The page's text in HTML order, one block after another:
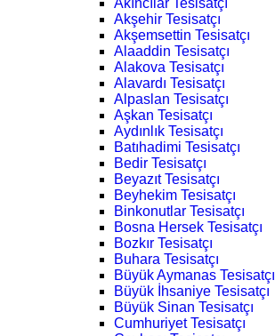
Akıncılar Tesisatçı
Akşehir Tesisatçı
Akşemsettin Tesisatçı
Alaaddin Tesisatçı
Alakova Tesisatçı
Alavardı Tesisatçı
Alpaslan Tesisatçı
Aşkan Tesisatçı
Aydınlık Tesisatçı
Batıhadimi Tesisatçı
Bedir Tesisatçı
Beyazıt Tesisatçı
Beyhekim Tesisatçı
Binkonutlar Tesisatçı
Bosna Hersek Tesisatçı
Bozkır Tesisatçı
Buhara Tesisatçı
Büyük Aymanas Tesisatçı
Büyük İhsaniye Tesisatçı
Büyük Sinan Tesisatçı
Cumhuriyet Tesisatçı